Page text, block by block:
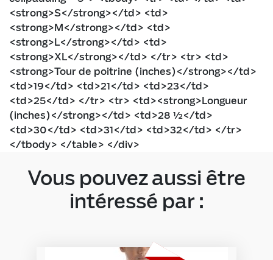
<strong>S</strong></td> <td>
<strong>M</strong></td> <td>
<strong>L</strong></td> <td>
<strong>XL</strong></td> </tr> <tr> <td>
<strong>Tour de poitrine (inches)</strong></td>
<td>19</td> <td>21</td> <td>23</td>
<td>25</td> </tr> <tr> <td><strong>Longueur
(inches)</strong></td> <td>28 ½</td>
<td>30</td> <td>31</td> <td>32</td> </tr>
</tbody> </table> </div>
Vous pouvez aussi être
intéressé par :